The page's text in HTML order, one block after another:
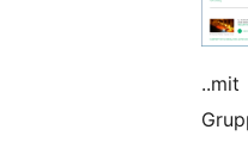
..mit